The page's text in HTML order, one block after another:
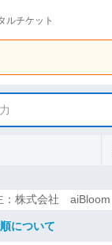
ルチケット
：株式会社 aiBloom
について